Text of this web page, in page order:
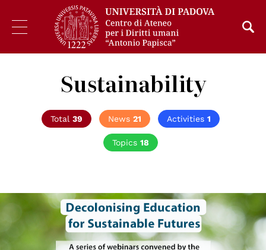
Sustainability
Total 39 News 21 Activities 1
Topics 18